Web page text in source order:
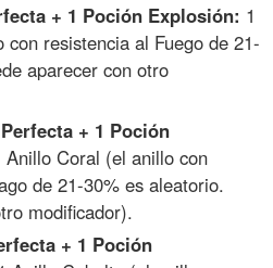
+ 1 Poción Explosión: 1
resistencia al Fuego de 21-
aparecer con otro
+ 1 Poción
Anillo Coral (el anillo con
de 21-30% es aleatorio.
modificador).
+ 1 Poción